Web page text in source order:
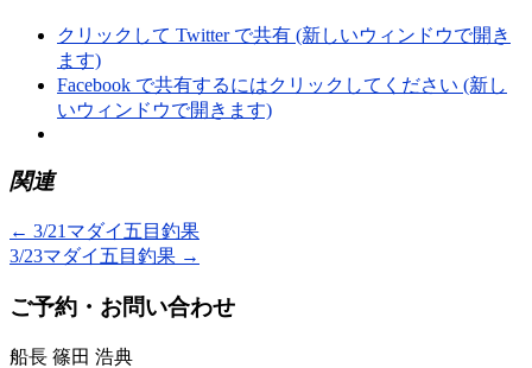
クリックして Twitter で共有 (新しいウィンドウで開き
ます)
Facebook で共有するにはクリックしてください (新し
いウィンドウで開きます)
関連
← 3/21マダイ五目釣果
3/23マダイ五目釣果 →
ご予約・お問い合わせ
船長 篠田 浩典